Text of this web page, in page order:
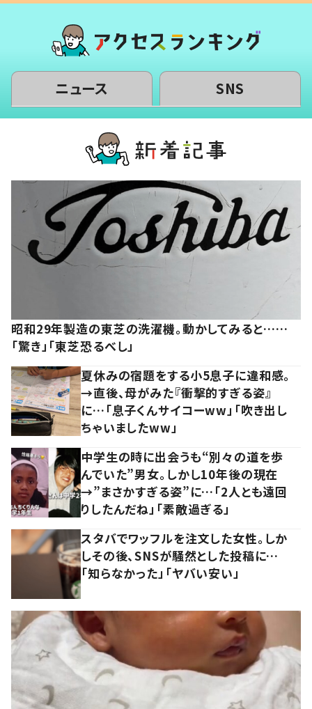
ニュース SNS
昭和29年製造の東芝の洗濯機。動かしてみると……
「驚き」「東芝恐るべし」
夏休みの宿題をする小5息子に違和感。
→直後、母がみた『衝撃的すぎる姿』
に…「息子くんサイコーww」「吹き出し
ちゃいましたww」
中学生の時に出会うも“別々の道を歩
んでいた”男女。しかし10年後の現在
→”まさかすぎる姿”に…「2人とも遠回
りしたんだね」「素敵過ぎる」
スタバでワッフルを注文した女性。しか
しその後、SNSが騒然とした投稿に…
「知らなかった」「ヤバい安い」